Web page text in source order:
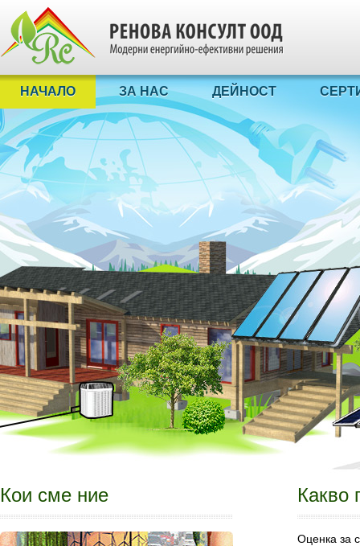
НАЧАЛО ЗА НАС ДЕЙНОСТ
Кои сме ние Какво
Оценка за